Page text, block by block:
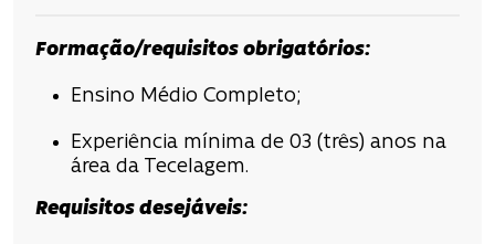
Formação/requisitos obrigatórios:
Ensino Médio Completo;
Experiência mínima de 03 (três) anos na
área da Tecelagem.
Requisitos desejáveis: